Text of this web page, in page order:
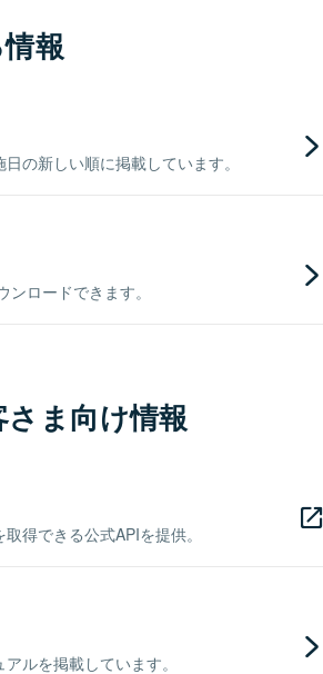
報
の新しい順に掲載しています。
ロードできます。
ま向け情報
得できる公式APIを提供。
ルを掲載しています。